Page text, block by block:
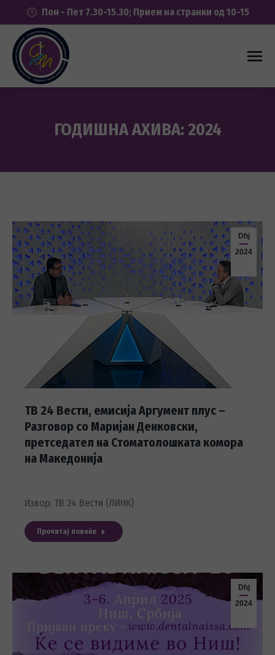
Пон - Пет 7.30-15.30; Прием на странки од 10-15
ГОДИШНА АХИВА: 2024
Dhj
2024
ТВ 24 Вести, емисија Аргумент плус –
Разговор со Маријан Денковски,
претседател на Стоматолошката комора
на Македонија
Извор: ТВ 24 Вести (ЛИНК)
Прочитај повеќе
Dhj
2024